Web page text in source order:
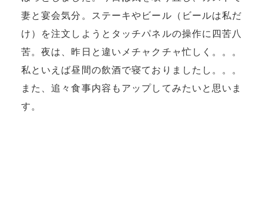
妻と宴会気分。ステーキやビール（ビールは私だ
け）を注文しようとタッチパネルの操作に四苦八
苦。夜は、昨日と違いメチャクチャ忙しく。。。
私といえば昼間の飲酒で寝ておりましたし。。。
また、追々食事内容もアップしてみたいと思いま
す。